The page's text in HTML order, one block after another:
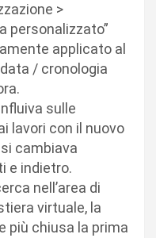
>
personalizzato”
applicato al
/ cronologia
sulle
lavori con il nuovo
cambiava
e indietro.
nell’area di
virtuale, la
più chiusa la prima